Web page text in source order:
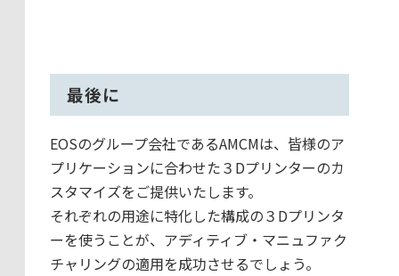
最後に
EOSのグループ会社であるAMCMは、皆様のア
プリケーションに合わせた３Dプリンターのカ
スタマイズをご提供いたします。
それぞれの用途に特化した構成の３Dプリンタ
ーを使うことが、アディティブ・マニュファク
チャリングの適用を成功させるでしょう。